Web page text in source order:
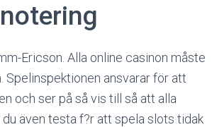
Ericson. Alla online casinon måste
Spelinspektionen ansvarar för att
och ser på så vis till så att alla
även testa f?r att spela slots tidak